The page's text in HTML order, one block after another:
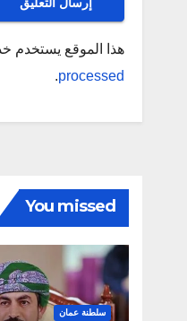
هذا الموقع يستخدم
processed
.
You missed
سلطنة عمان